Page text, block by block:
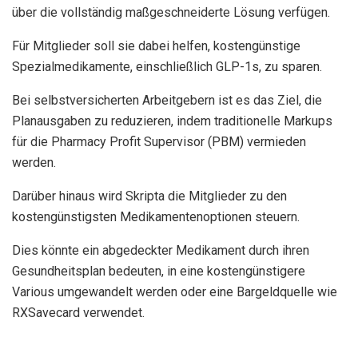
über die vollständig maßgeschneiderte Lösung verfügen.
Für Mitglieder soll sie dabei helfen, kostengünstige
Spezialmedikamente, einschließlich GLP-1s, zu sparen.
Bei selbstversicherten Arbeitgebern ist es das Ziel, die
Planausgaben zu reduzieren, indem traditionelle Markups
für die Pharmacy Profit Supervisor (PBM) vermieden
werden.
Darüber hinaus wird Skripta die Mitglieder zu den
kostengünstigsten Medikamentenoptionen steuern.
Dies könnte ein abgedeckter Medikament durch ihren
Gesundheitsplan bedeuten, in eine kostengünstigere
Various umgewandelt werden oder eine Bargeldquelle wie
RXSavecard verwendet.